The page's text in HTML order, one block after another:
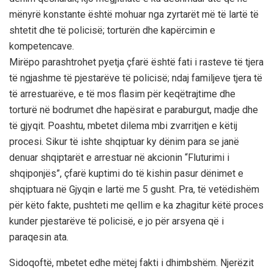
mënyrë konstante është mohuar nga zyrtarët më të lartë të
shtetit dhe të policisë; torturën dhe kapërcimin e
kompetencave.
Mirëpo parashtrohet pyetja çfarë është fati i rasteve të tjera
të ngjashme të pjestarëve të policisë; ndaj familjeve tjera të
të arrestuarëve, e të mos flasim për keqëtrajtime dhe
torturë në bodrumet dhe hapësirat e paraburgut, madje dhe
të gjyqit. Poashtu, mbetet dilema mbi zvarritjen e këtij
procesi. Sikur të ishte shqiptuar ky dënim para se janë
denuar shqiptarët e arrestuar në akcionin “Fluturimi i
shqiponjës”, çfarë kuptimi do të kishin pasur dënimet e
shqiptuara në Gjyqin e lartë me 5 gusht. Pra, të vetëdishëm
për këto fakte, pushteti me qellim e ka zhagitur këtë proces
kunder pjestarëve të policisë, e jo për arsyena që i
paraqesin ata.
Sidoqoftë, mbetet edhe mëtej fakti i dhimbshëm. Njerëzit